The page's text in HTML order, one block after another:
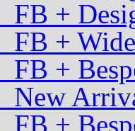
FB +
FB +
FB +
New
FB +